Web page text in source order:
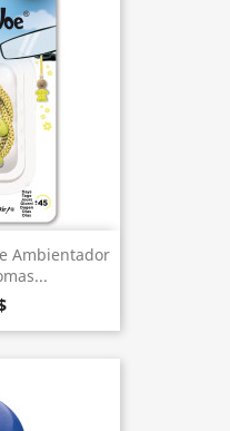
Ambientador